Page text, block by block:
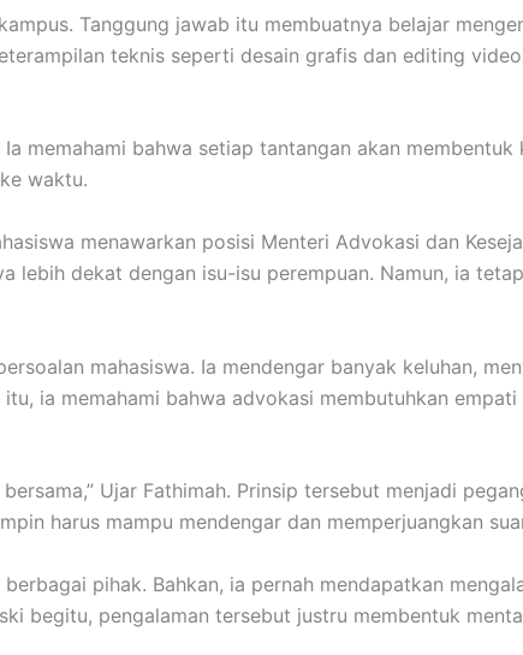
Tanggung jawab itu membuatnya belajar
teknis seperti desain grafis dan editing
memahami bahwa setiap tantangan akan membentuk
waktu.
menawarkan posisi Menteri Advokasi dan
dekat dengan isu-isu perempuan. Namun, ia
mahasiswa. Ia mendengar banyak keluhan,
ia memahami bahwa advokasi membutuhkan
Ujar Fathimah. Prinsip tersebut menjadi
harus mampu mendengar dan memperjuangkan
pihak. Bahkan, ia pernah mendapatkan
begitu, pengalaman tersebut justru membentuk